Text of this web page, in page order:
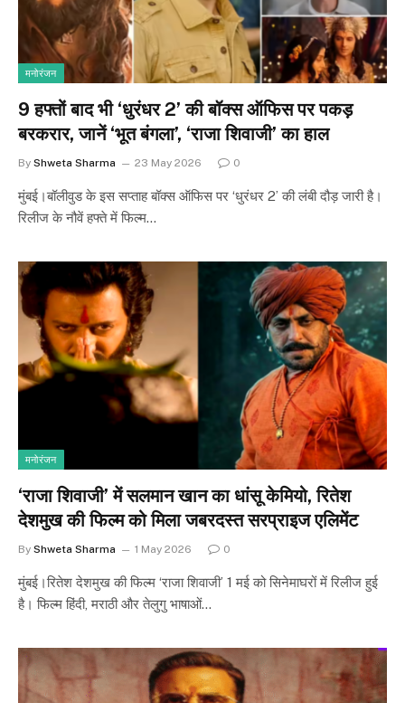
मनोरंजन
9 हफ्तों बाद भी ‘धुरंधर 2’ की बॉक्स ऑफिस पर पकड़
बरकरार, जानें ‘भूत बंगला’, ‘राजा श‍िवाजी’ का हाल
By Shweta Sharma 23 May 2026 0
मुंबई।बॉलीवुड के इस सप्ताह बॉक्स ऑफिस पर ‘धुरंधर 2’ की लंबी दौड़ जारी है।
रिलीज के नौवें हफ्ते में फिल्म…
मनोरंजन
‘राजा शिवाजी’ में सलमान खान का धांसू केमियो, रितेश
देशमुख की फिल्म को मिला जबरदस्त सरप्राइज एलिमेंट
By Shweta Sharma 1 May 2026 0
मुंबई।रितेश देशमुख की फिल्म ‘राजा शिवाजी’ 1 मई को सिनेमाघरों में रिलीज हुई
है। फिल्म हिंदी, मराठी और तेलुगु भाषाओं…